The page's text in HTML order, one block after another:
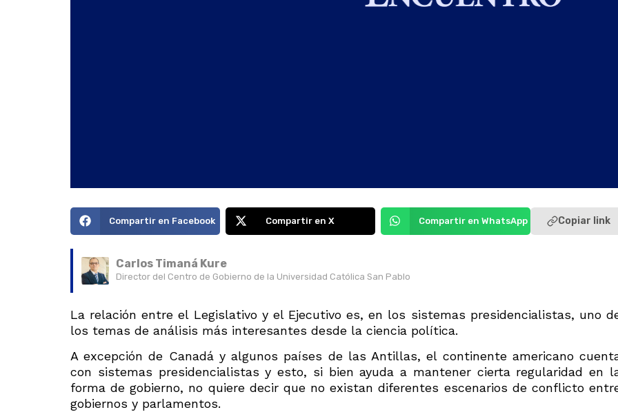
Compartir en Facebook Compartir en X Compartir en WhatsApp Copiar link
Carlos Timaná Kure
Director del Centro de Gobierno de la Universidad Católica San Pablo
La relación entre el Legislativo y el Ejecutivo es, en los sistemas presidencialistas, uno
los temas de análisis más interesantes desde la ciencia política.
A excepción de Canadá y algunos países de las Antillas, el continente americano
con sistemas presidencialistas y esto, si bien ayuda a mantener cierta regularidad en
forma de gobierno, no quiere decir que no existan diferentes escenarios de conflicto
gobiernos y parlamentos.